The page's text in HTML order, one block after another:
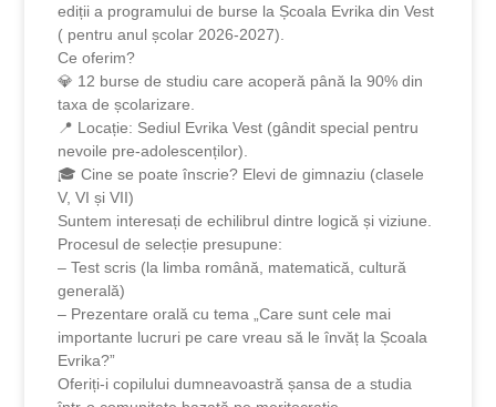
ediții a programului de burse la Școala Evrika din Vest
( pentru anul școlar 2026-2027).
Ce oferim?
💎 12 burse de studiu care acoperă până la 90% din
taxa de școlarizare.
📍 Locație: Sediul Evrika Vest (gândit special pentru
nevoile pre-adolescenților).
🎓 Cine se poate înscrie? Elevi de gimnaziu (clasele
V, VI și VII)
Suntem interesați de echilibrul dintre logică și viziune.
Procesul de selecție presupune:
– Test scris (la limba română, matematică, cultură
generală)
– Prezentare orală cu tema „Care sunt cele mai
importante lucruri pe care vreau să le învăț la Școala
Evrika?”
Oferiți-i copilului dumneavoastră șansa de a studia